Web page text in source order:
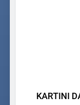
KARTINI